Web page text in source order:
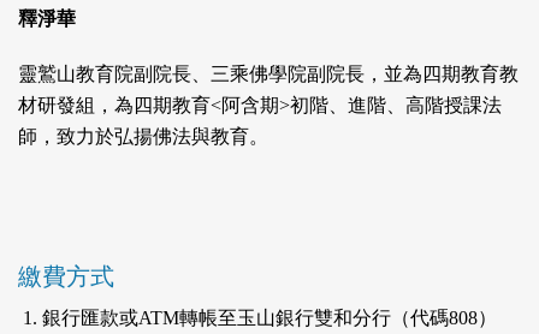
釋淨華
靈鷲山教育院副院長、三乘佛學院副院長，並為四期教育教
材研發組，為四期教育<阿含期>初階、進階、高階授課法
師，致力於弘揚佛法與教育。
繳費方式
銀行匯款或ATM轉帳至玉山銀行雙和分行（代碼808）